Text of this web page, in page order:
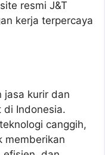
resmi J&T
kerja terpercaya
jasa kurir dan
di Indonesia.
canggih,
memberikan